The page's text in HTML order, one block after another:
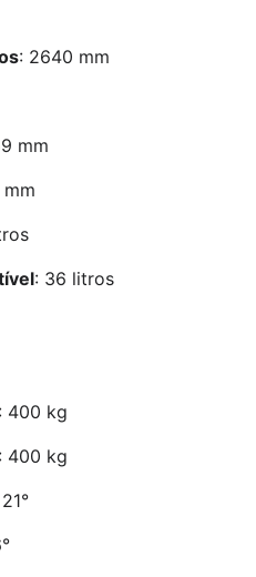
: 2640 mm
mm
mm
: 36 litros
400 kg
400 kg